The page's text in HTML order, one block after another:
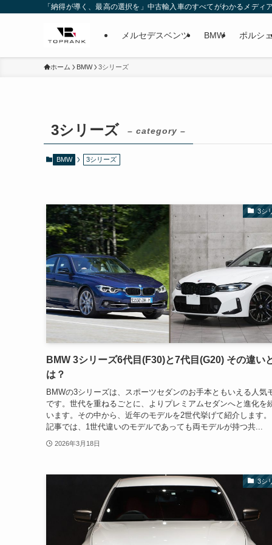
「納得が導く、最高の選択を」中古輸入車のすべてがわかるメディ
メルセデスベンツ BMW ポルシ
ホーム BMW 3シリーズ
3シリーズ – category –
BMW 3シリーズ
3シ
BMW 3シリーズ6代目(F30)と7代目(G20) その違い
は？
BMWの3シリーズは、スポーツセダンのお手本ともいえる人気
です。世代を重ねるごとに、よりプレミアムセダンへと進化を
います。その中から、近年のモデルを2世代挙げて紹介します
記事では、1世代違いのモデルであっても両モデルが持つ共...
2026年3月18日
3シ